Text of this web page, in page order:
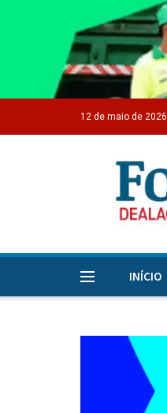
12 de maio de 2026
INÍCIO